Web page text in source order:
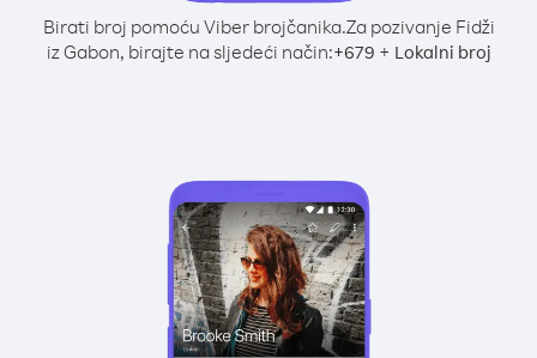
Birati broj pomoću Viber brojčanika.Za pozivanje Fidži
iz Gabon, birajte na sljedeći način:+679 + Lokalni broj